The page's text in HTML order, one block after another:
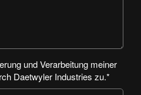
und Verarbeitung meiner
Daetwyler Industries zu.*